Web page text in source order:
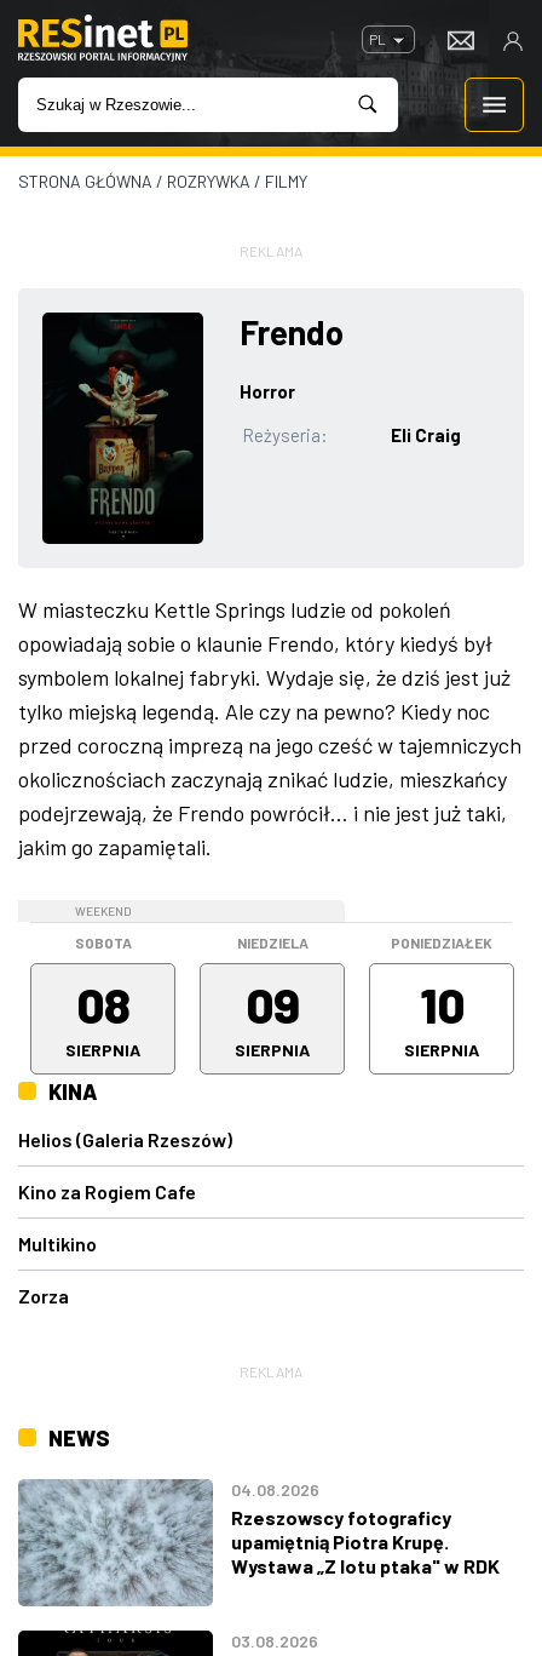
PL
WIADOMOŚCI
IMPREZY
ROZRYWKA
W KINACH
GASTRONOMIA
W RZESZOWIE
STRONA GŁÓWNA / ROZRYWKA / FILMY
REKLAMA
Frendo
Horror
Reżyseria:
Eli Craig
W miasteczku Kettle Springs ludzie od pokoleń
opowiadają sobie o klaunie Frendo, który kiedyś był
symbolem lokalnej fabryki. Wydaje się, że dziś jest już
tylko miejską legendą. Ale czy na pewno? Kiedy noc
przed coroczną imprezą na jego cześć w tajemniczych
okolicznościach zaczynają znikać ludzie, mieszkańcy
podejrzewają, że Frendo powrócił… i nie jest już taki,
jakim go zapamiętali.
WEEKEND
SOBOTA
08
SIERPNIA
NIEDZIELA
09
SIERPNIA
PONIEDZIAŁEK
10
SIERPNIA
KINA
Helios (Galeria Rzeszów)
Kino za Rogiem Cafe
Multikino
Zorza
REKLAMA
NEWS
04.08.2026
Rzeszowscy fotograficy
upamiętnią Piotra Krupę.
Wystawa „Z lotu ptaka" w RDK
03.08.2026